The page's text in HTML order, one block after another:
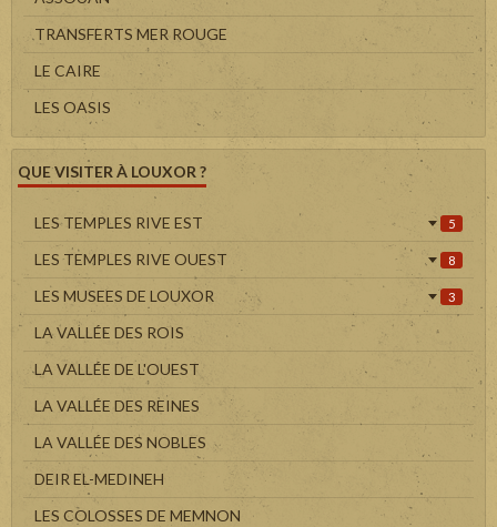
TRANSFERTS MER ROUGE
LE CAIRE
LES OASIS
QUE VISITER À LOUXOR ?
LES TEMPLES RIVE EST 5
LES TEMPLES RIVE OUEST 8
LES MUSEES DE LOUXOR 3
LA VALLÉE DES ROIS
LA VALLÉE DE L'OUEST
LA VALLÉE DES REINES
LA VALLÉE DES NOBLES
DEIR EL-MEDINEH
LES COLOSSES DE MEMNON